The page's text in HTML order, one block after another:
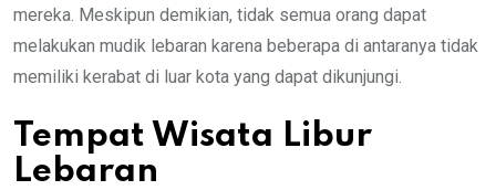
mereka. Meskipun demikian, tidak semua orang dapat
melakukan mudik lebaran karena beberapa di antaranya tidak
memiliki kerabat di luar kota yang dapat dikunjungi.
Tempat Wisata Libur
Lebaran